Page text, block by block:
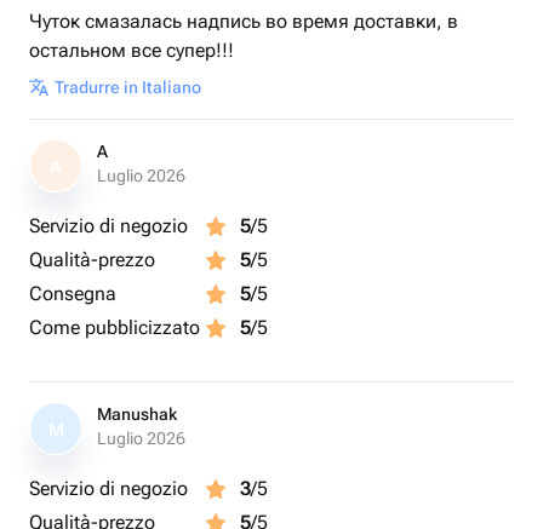
Чуток смазалась надпись во время доставки, в
остальном все супер!!!
Tradurre in Italiano
A
A
Luglio 2026
Servizio di negozio 5/5
Qualità-prezzo
5/5
Consegna
5/5
Come pubblicizzato
5/5
M
Manushak
Luglio 2026
Servizio di negozio 3/5
Qualità-prezzo
5/5